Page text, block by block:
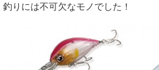
釣りには不可欠なモノでした！